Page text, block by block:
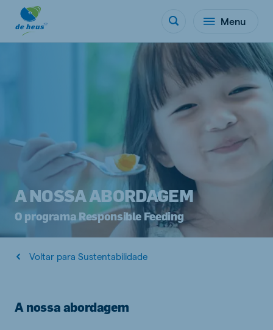
Menu
A NOSSA ABORDAGEM
O programa Responsible Feeding
Voltar para Sustentabilidade
A nossa abordagem